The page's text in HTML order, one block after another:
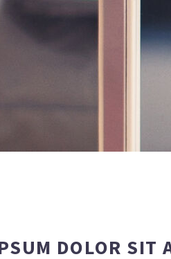
DOLOR SIT